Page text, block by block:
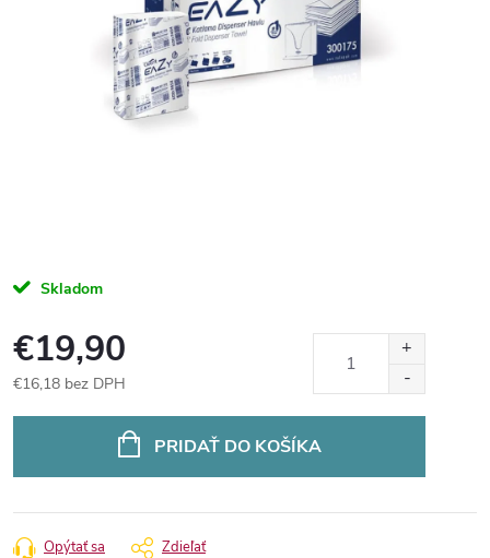
Skladom
€19,90
€16,18 bez DPH
PRIDAŤ DO KOŠÍKA
Opýtať sa Zdieľať